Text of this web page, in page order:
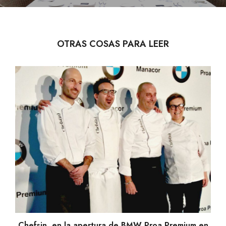
OTRAS COSAS PARA LEER